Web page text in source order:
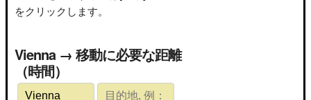
をクリックします。
Vienna → 移動に必要な距離
（時間）